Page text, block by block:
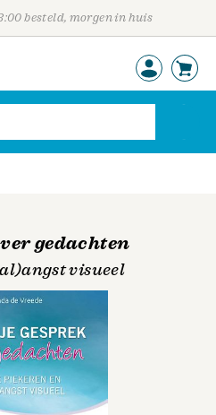
besteld, morgen in huis
gedachten
visueel